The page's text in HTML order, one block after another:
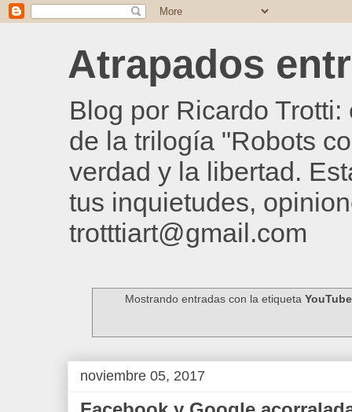
Atrapados
Blog por Ricardo
de la trilogía "Robots
verdad y la libertad.
tus inquietudes,
trotttiart@gmail.com
Mostrando entradas con la etiqueta YouTube
noviembre 05, 2017